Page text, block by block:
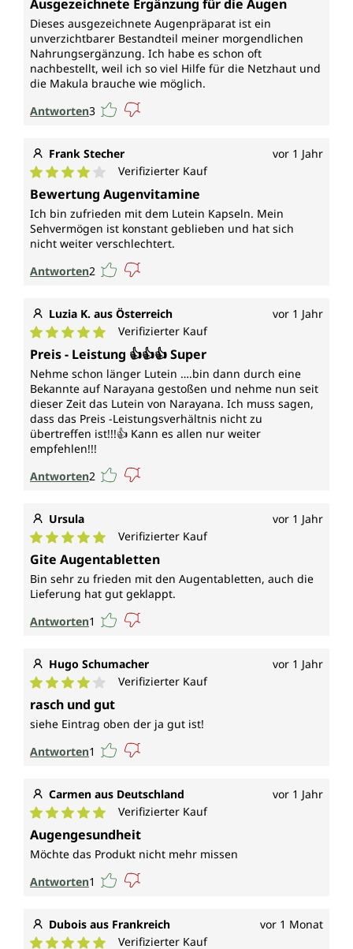
Ausgezeichnete Ergänzung für die Augen
Dieses ausgezeichnete Augenpräparat ist ein
unverzichtbarer Bestandteil meiner morgendlichen
Nahrungsergänzung. Ich habe es schon oft
nachbestellt, weil ich so viel Hilfe für die Netzhaut und
die Makula brauche wie möglich.
Antworten3
Frank Stecher vor 1 Jahr
Durchschnittliche Bewertung von 4 von 5 Sternen
Verifizierter Kauf
Bewertung Augenvitamine
Ich bin zufrieden mit dem Lutein Kapseln. Mein
Sehvermögen ist konstant geblieben und hat sich
nicht weiter verschlechtert.
Antworten2
Luzia K. aus Österreich vor 1 Jahr
Durchschnittliche Bewertung von 5 von 5 Sternen
Verifizierter Kauf
Preis - Leistung 👍👍👍 Super
Nehme schon länger Lutein ….bin dann durch eine
Bekannte auf Narayana gestoßen und nehme nun seit
dieser Zeit das Lutein von Narayana. Ich muss sagen,
dass das Preis -Leistungsverhältnis nicht zu
übertreffen ist!!!👍 Kann es allen nur weiter
empfehlen!!!
Antworten2
Ursula vor 1 Jahr
Durchschnittliche Bewertung von 5 von 5 Sternen
Verifizierter Kauf
Gite Augentabletten
Bin sehr zu frieden mit den Augentabletten, auch die
Lieferung hat gut geklappt.
Antworten1
Hugo Schumacher vor 1 Jahr
Durchschnittliche Bewertung von 4 von 5 Sternen
Verifizierter Kauf
rasch und gut
siehe Eintrag oben der ja gut ist!
Antworten1
Carmen aus Deutschland vor 1 Jahr
Durchschnittliche Bewertung von 5 von 5 Sternen
Verifizierter Kauf
Augengesundheit
Möchte das Produkt nicht mehr missen
Antworten1
Dubois aus Frankreich vor 1 Monat
Verifizierter Kauf